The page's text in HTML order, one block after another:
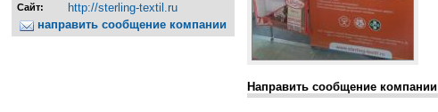
Сайт:
http://sterling-textil.ru
направить сообщение компании
Направить сообщение компании